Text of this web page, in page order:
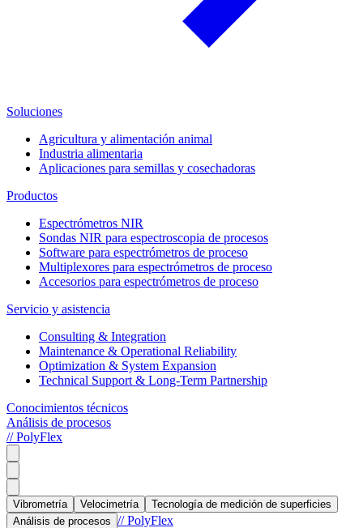
Soluciones
Agricultura y alimentación animal
Industria alimentaria
Aplicaciones para semillas y cosechadoras
Productos
Espectrómetros NIR
Sondas NIR para espectroscopia de procesos
Software para espectrómetros de proceso
Multiplexores para espectrómetros de proceso
Accesorios para espectrómetros de proceso
Servicio y asistencia
Consulting & Integration
Maintenance & Operational Reliability
Optimization & System Expansion
Technical Support & Long-Term Partnership
Conocimientos técnicos
Análisis de procesos
// PolyFlex
Vibrometría Velocimetría
Tecnología de medición de superficies
Análisis de procesos // PolyFlex